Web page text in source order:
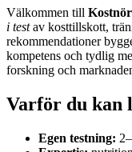
Välkommen till
i testav kosttillskott,
rekommendationer
kompetens och tydlig
forskning och
Varför du kan
Egen testning: